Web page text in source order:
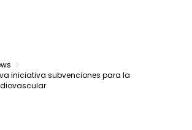
iniciativa subvenciones para la